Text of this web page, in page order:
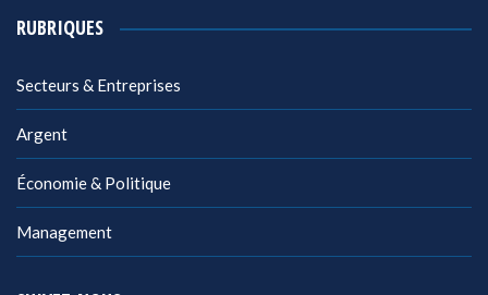
RUBRIQUES
Secteurs & Entreprises
Argent
Économie & Politique
Management